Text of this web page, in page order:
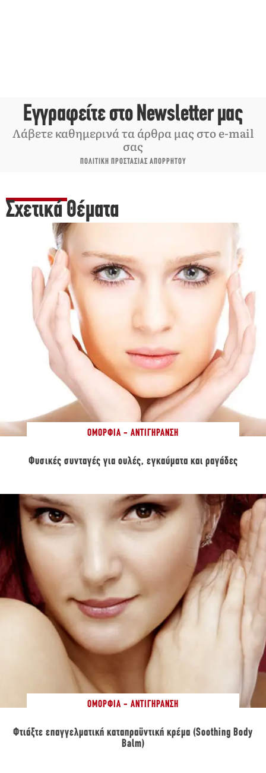
Εγγραφείτε στο Newsletter μας
Λάβετε καθημερινά τα άρθρα μας στο e-mail
σας
ΠΟΛΙΤΙΚΗ ΠΡΟΣΤΑΣΙΑΣ ΑΠΟΡΡΗΤΟΥ
Σχετικά Θέματα
ΟΜΟΡΦΙΆ - ΑΝΤΙΓΉΡΑΝΣΗ
Φυσικές συνταγές για ουλές, εγκαύματα και ραγάδες
ΟΜΟΡΦΙΆ - ΑΝΤΙΓΉΡΑΝΣΗ
Φτιάξτε επαγγελματική καταπραϋντική κρέμα (Soothing Body
Balm)